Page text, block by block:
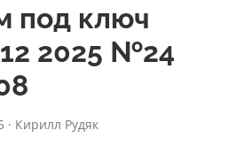
под ключ
2025 №24
· Кирилл Рудяк